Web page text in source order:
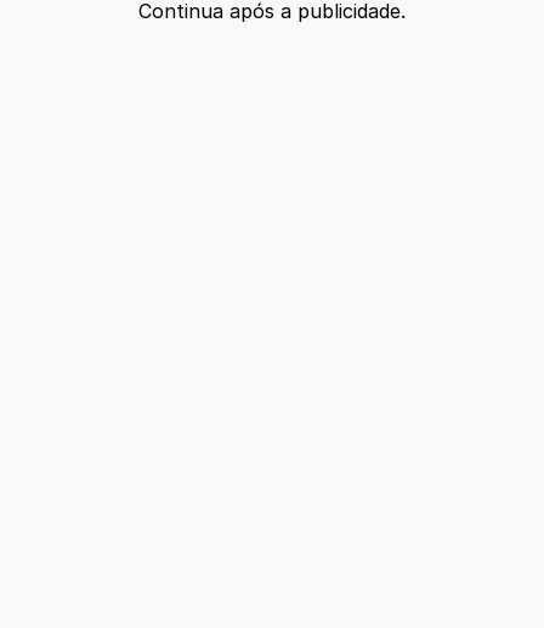
Continua após a publicidade.